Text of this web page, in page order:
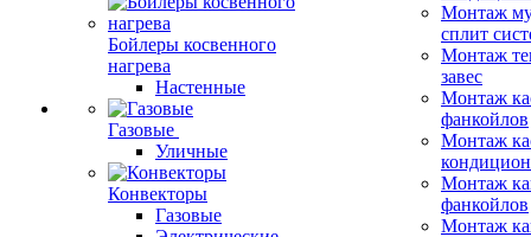
Бойлеры косвенного
нагрева
Настенные
Газовые
Уличные
Конвекторы
Газовые
Монтаж
сплит
Монтаж
завес
Монтаж
фанкойлов
Монтаж
Монтаж
фанкойлов
Монтаж